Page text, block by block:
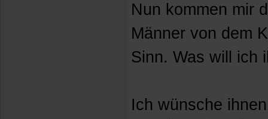
Nun kommen mir
Männer von dem
Sinn. Was will ich
Ich wünsche